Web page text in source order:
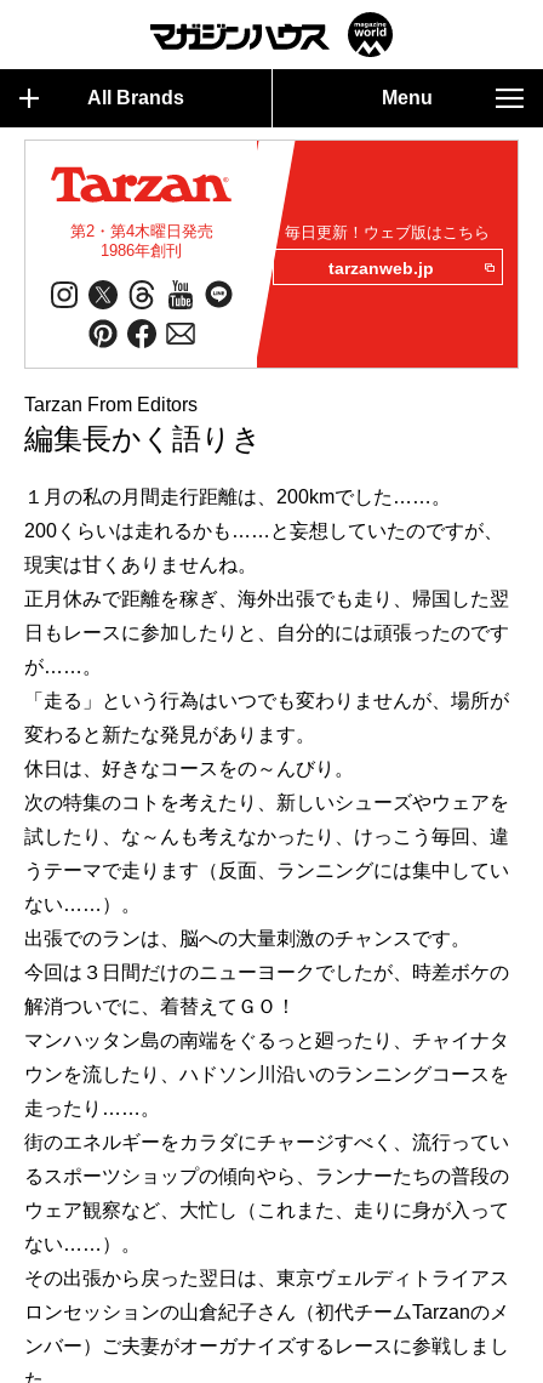
All Brands Menu
第2・第4木曜日発売
1986年創刊
毎日更新！ウェブ版はこちら
tarzanweb.jp
Tarzan From Editors
編集長かく語りき
１月の私の月間走行距離は、200kmでした……。
200くらいは走れるかも……と妄想していたのですが、
現実は甘くありませんね。
正月休みで距離を稼ぎ、海外出張でも走り、帰国した翌
日もレースに参加したりと、自分的には頑張ったのです
が……。
「走る」という行為はいつでも変わりませんが、場所が
変わると新たな発見があります。
休日は、好きなコースをの～んびり。
次の特集のコトを考えたり、新しいシューズやウェアを
試したり、な～んも考えなかったり、けっこう毎回、違
うテーマで走ります（反面、ランニングには集中してい
ない……）。
出張でのランは、脳への大量刺激のチャンスです。
今回は３日間だけのニューヨークでしたが、時差ボケの
解消ついでに、着替えてＧＯ！
マンハッタン島の南端をぐるっと廻ったり、チャイナタ
ウンを流したり、ハドソン川沿いのランニングコースを
走ったり……。
街のエネルギーをカラダにチャージすべく、流行ってい
るスポーツショップの傾向やら、ランナーたちの普段の
ウェア観察など、大忙し（これまた、走りに身が入って
ない……）。
その出張から戻った翌日は、東京ヴェルディトライアス
ロンセッションの山倉紀子さん（初代チームTarzanのメ
ンバー）ご夫妻がオーガナイズするレースに参戦しまし